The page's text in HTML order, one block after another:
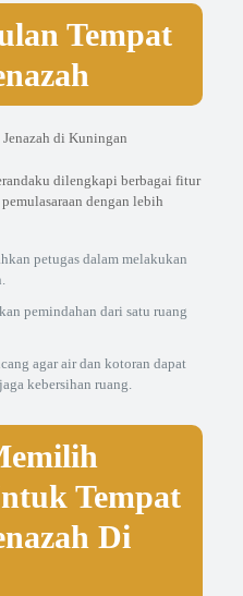
Tempat
dilengkapi berbagai fitur
dengan lebih
petugas dalam melakukan
pemindahan dari satu ruang
agar air dan kotoran dapat
kebersihan ruang.
Tempat
Di